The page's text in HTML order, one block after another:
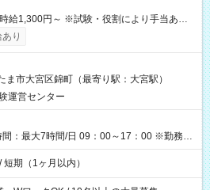
給あり 【即給（前払い）オプションあ
合、勤務から1週間ほどで給与の一部を受け
験 8:30～17:30（休憩1時間） 時給1,300円
円＋交通費 ※当日の役割により時給＋100
試験 7:00～13:30（休憩なし） 時給1,300
×6時間＝日収8,400円＋交通費 【試用期
り
ま市大宮区錦町（最寄り駅：大宮駅）
運営センター
間：最大7時間/日 09：00～17：00 ※勤務時
なります。
期（1ヶ月以内）